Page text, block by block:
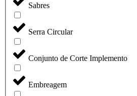
Sabres
Serra Circular
Conjunto de Corte Implemento
Embreagem